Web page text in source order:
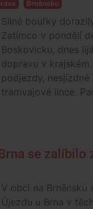
Brněnsko
Silné bouřky
Zatímco v pondělí
Boskovicku, dnes
dopravu v krajském
podjezdy,
tramvajové lince.
se zalíbilo
V obci na Brněnsku
Újezdu u Brna v